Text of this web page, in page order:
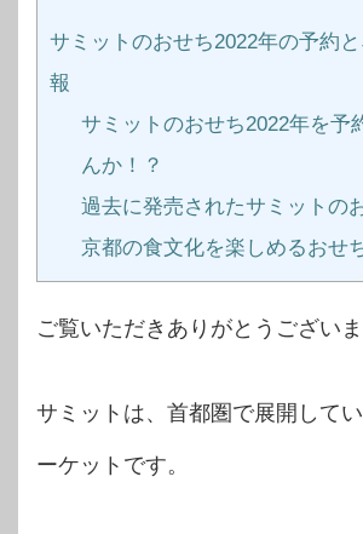
サミットのおせち2022年の予約
報
サミットのおせち2022年を予
んか！？
過去に発売されたサミットの
京都の食文化を楽しめるおせ
ご覧いただきありがとうございま
サミットは、首都圏で展開して
ーケットです。